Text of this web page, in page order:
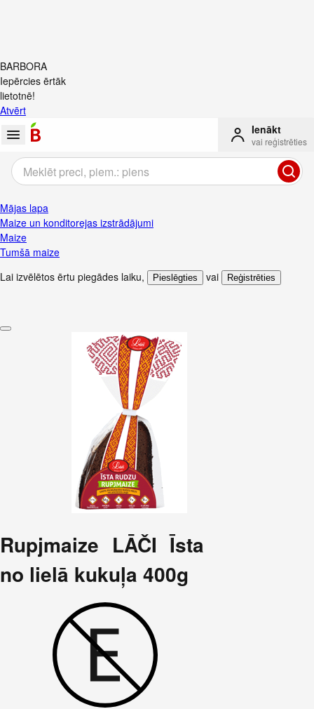
BARBORA
Iepērcies ērtāk
lietotnē!
Atvērt
Ienākt
vai reģistrēties
Mājas lapa
Maize un konditorejas izstrādājumi
Maize
Tumšā maize
Lai izvēlētos ērtu piegādes laiku, Pieslēgties vai Reģistrēties
Rupjmaize LĀČI Īsta
no lielā kukuļa 400g